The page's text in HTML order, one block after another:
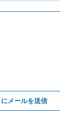
メールを送信